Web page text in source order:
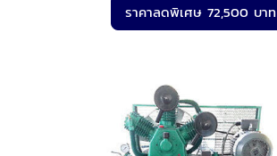
ราคาลดพิเศษ 72,500 บาท